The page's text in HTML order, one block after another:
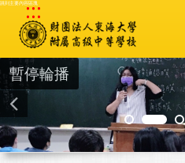
跳到主要內容區塊
:::
暫停輪播